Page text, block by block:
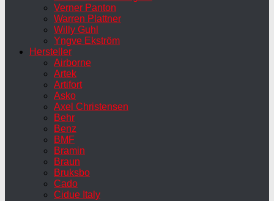
Verner Panton
Warren Plattner
Willy Guhl
Yngve Ekström
Hersteller
Airborne
Artek
Artifort
Asko
Axel Christensen
Behr
Benz
BMF
Bramin
Braun
Bruksbo
Cado
Cidue Italy